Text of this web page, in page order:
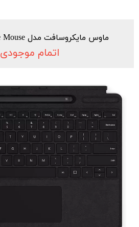
ماوس مایکروسافت مدل Surface Mobile Mouse
اتمام موجودی